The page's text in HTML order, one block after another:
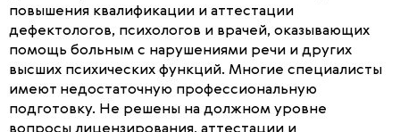
повышения квалификации и аттестации
дефектологов, психологов и врачей, оказывающих
помощь больным с нарушениями речи и других
высших психических функций. Многие специалисты
имеют недостаточную профессиональную
подготовку. Не решены на должном уровне